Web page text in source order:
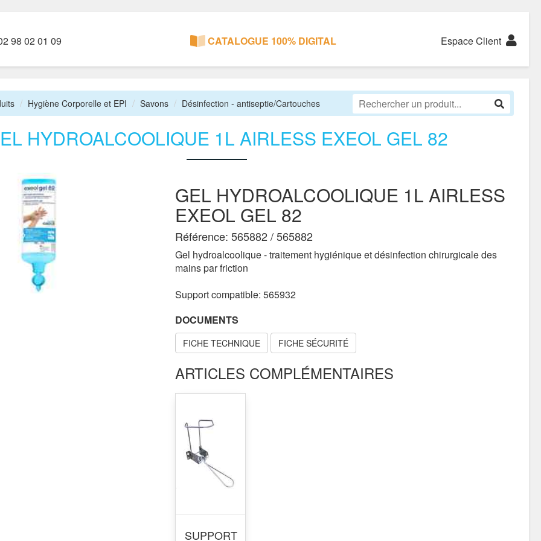
98 02 01 09 CATALOGUE 100% DIGITAL Espace Client
Hygiène Corporelle et EPI Savons Désinfection - antiseptie/Cartouches
HYDROALCOOLIQUE 1L AIRLESS EXEOL GEL 82
GEL HYDROALCOOLIQUE 1L AIRLESS
EXEOL GEL 82
Référence: 565882 / 565882
Gel hydroalcoolique - traitement hygiénique et désinfection chirurgicale des
mains par friction
Support compatible: 565932
DOCUMENTS
FICHE TECHNIQUE FICHE SÉCURITÉ
ARTICLES COMPLÉMENTAIRES
SUPPORT